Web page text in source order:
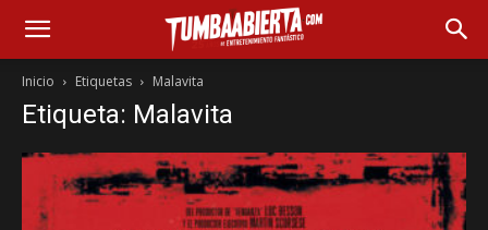
Inicio Etiquetas Malavita
Etiqueta: Malavita